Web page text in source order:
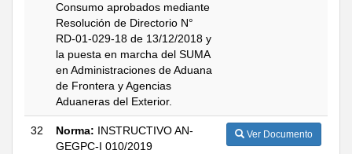
Consumo aprobados mediante
Resolución de Directorio N°
RD-01-029-18 de 13/12/2018 y
la puesta en marcha del SUMA
en Administraciones de Aduana
de Frontera y Agencias
Aduaneras del Exterior.
32 Norma: INSTRUCTIVO AN-
GEGPC-I 010/2019
Ver Documento